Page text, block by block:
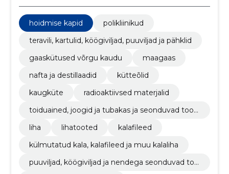
hoidmise kapid
polikliinikud
teravili, kartulid, köögiviljad, puuviljad ja pähklid
gaaskütused võrgu kaudu
maagaas
nafta ja destillaadid
kütteõlid
kaugküte
radioaktiivsed materjalid
toiduained, joogid ja tubakas ja seonduvad toot
liha
lihatooted
kalafileed
külmutatud kala, kalafileed ja muu kalaliha
puuviljad, köögiviljad ja nendega seonduvad too